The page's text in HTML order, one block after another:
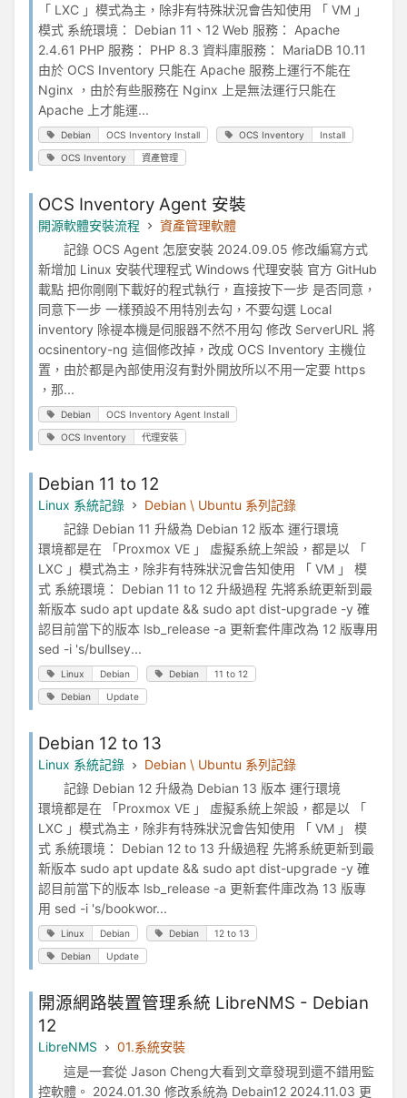
「 LXC 」模式為主，除非有特殊狀況會告知使用 「 VM 」
模式 系統環境： Debian 11、12 Web 服務： Apache
2.4.61 PHP 服務： PHP 8.3 資料庫服務： MariaDB 10.11
由於 OCS Inventory 只能在 Apache 服務上運行不能在
Nginx ，由於有些服務在 Nginx 上是無法運行只能在
Apache 上才能運...
Debian OCS Inventory Install OCS Inventory Install
OCS Inventory 資產管理
OCS Inventory Agent 安裝
開源軟體安裝流程
資產管理軟體
記錄 OCS Agent 怎麼安裝 2024.09.05 修改編寫方式
新增加 Linux 安裝代理程式 Windows 代理安裝 官方 GitHub
載點 把你剛剛下載好的程式執行，直接按下一步 是否同意，
同意下一步 一樣預設不用特別去勾，不要勾選 Local
inventory 除禔本機是伺服器不然不用勾 修改 ServerURL 將
ocsinentory-ng 這個修改掉，改成 OCS Inventory 主機位
置，由於都是內部使用沒有對外開放所以不用一定要 https
，那...
Debian OCS Inventory Agent Install
OCS Inventory 代理安裝
Debian 11 to 12
Linux 系統記錄
Debian \ Ubuntu 系列記錄
記錄 Debian 11 升級為 Debian 12 版本 運行環境
環境都是在 「Proxmox VE 」 虛擬系統上架設，都是以 「
LXC 」模式為主，除非有特殊狀況會告知使用 「 VM 」 模
式 系統環境： Debian 11 to 12 升級過程 先將系統更新到最
新版本 sudo apt update && sudo apt dist-upgrade -y 確
認目前當下的版本 lsb_release -a 更新套件庫改為 12 版專用
sed -i 's/bullsey...
Linux Debian Debian 11 to 12
Debian Update
Debian 12 to 13
Linux 系統記錄
Debian \ Ubuntu 系列記錄
記錄 Debian 12 升級為 Debian 13 版本 運行環境
環境都是在 「Proxmox VE 」 虛擬系統上架設，都是以 「
LXC 」模式為主，除非有特殊狀況會告知使用 「 VM 」 模
式 系統環境： Debian 12 to 13 升級過程 先將系統更新到最
新版本 sudo apt update && sudo apt dist-upgrade -y 確
認目前當下的版本 lsb_release -a 更新套件庫改為 13 版專
用 sed -i 's/bookwor...
Linux Debian Debian 12 to 13
Debian Update
開源網路裝置管理系統 LibreNMS - Debian
12
LibreNMS
01.系統安裝
這是一套從 Jason Cheng大看到文章發現到還不錯用監
控軟體。 2024.01.30 修改系統為 Debain12 2024.11.03 更